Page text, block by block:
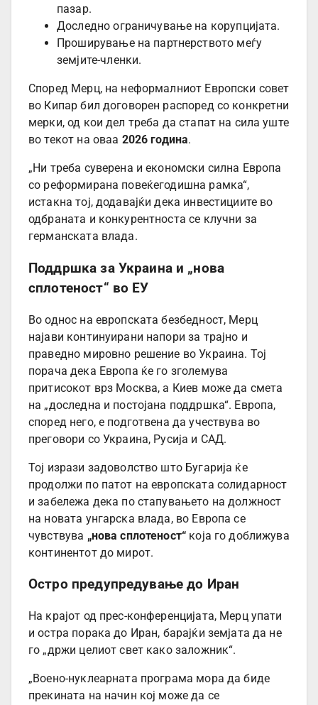
пазар.
Доследно ограничување на корупцијата.
Проширување на партнерството меѓу
земјите-членки.
Според Мерц, на неформалниот Европски совет
во Кипар бил договорен распоред со конкретни
мерки, од кои дел треба да стапат на сила уште
во текот на оваа 2026 година.
„Ни треба суверена и економски силна Европа
со реформирана повеќегодишна рамка“,
истакна тој, додавајќи дека инвестициите во
одбраната и конкурентноста се клучни за
германската влада.
Поддршка за Украина и „нова
сплотеност“ во ЕУ
Во однос на европската безбедност, Мерц
најави континуирани напори за трајно и
праведно мировно решение во Украина. Тој
порача дека Европа ќе го зголемува
притисокот врз Москва, а Киев може да сметa
на „доследна и постојана поддршка“. Европа,
според него, е подготвена да учествува во
преговори со Украина, Русија и САД.
Тој изрази задоволство што Бугарија ќе
продолжи по патот на европската солидарност
и забележа дека по стапувањето на должност
на новата унгарска влада, во Европа се
чувствува „нова сплотеност“ која го доближува
континентот до мирот.
Остро предупредување до Иран
На крајот од прес-конференцијата, Мерц упати
и остра порака до Иран, барајќи земјата да не
го „држи целиот свет како заложник“.
„Воено-нуклеарната програма мора да биде
прекината на начин кој може да се